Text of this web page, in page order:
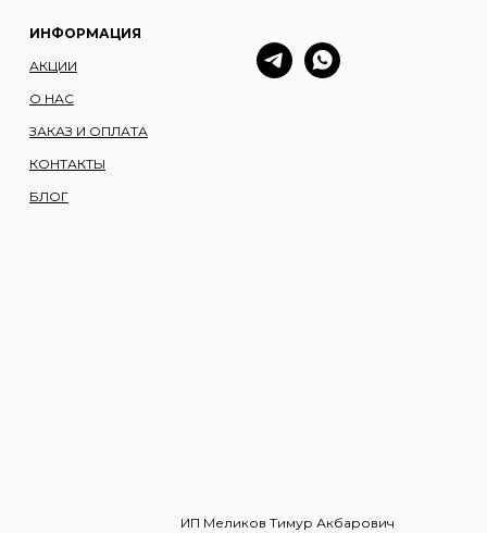
ИНФОРМАЦИЯ
АКЦИИ
О НАС
ЗАКАЗ И ОПЛАТА
КОНТАКТЫ
БЛОГ
ИП Меликов Тимур Акбарович